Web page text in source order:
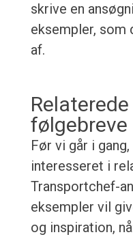
skrive en
eksempler, som
af.
følgebreve
Før vi går i
interesseret i
Transportchef-
eksempler vil
og inspiration,